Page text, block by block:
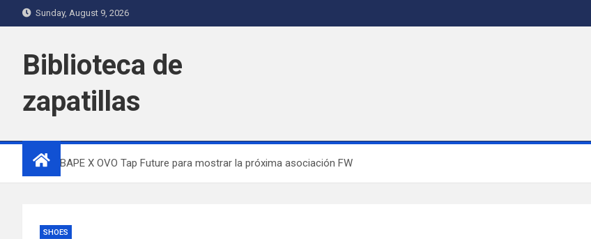
to
Sunday, August 9, 2026
Biblioteca de
zapatillas
Home BAPE X OVO Tap Future para mostrar la próxima asociación FW
SHOES